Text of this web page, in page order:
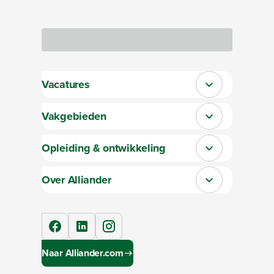
Vacatures Sluit section-0
Vakgebieden Sluit section-1
Opleiding & ontwikkeling Sluit section-2
Over Alliander Sluit section-3
facebooklinkedIninstagram
Naar Alliander.com